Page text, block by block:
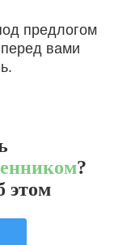
предлогом
перед вами
?
этом